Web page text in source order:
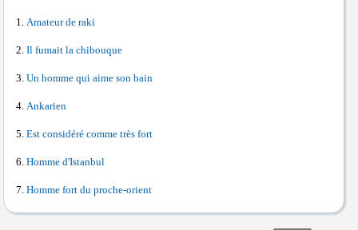
Amateur de raki
Il fumait la chibouque
Un homme qui aime son bain
Ankarien
Est considéré comme très fort
Homme d'Istanbul
Homme fort du proche-orient